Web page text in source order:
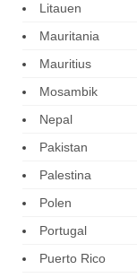
Litauen
Mauritania
Mauritius
Mosambik
Nepal
Pakistan
Palestina
Polen
Portugal
Puerto Rico